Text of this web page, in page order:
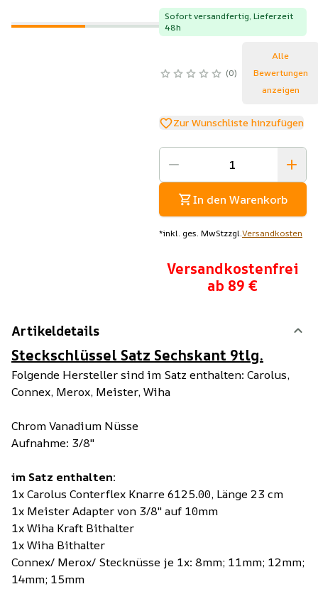
Sofort versandfertig, Lieferzeit
48h
0
Alle
Bewertungen
anzeigen
Zur Wunschliste hinzufügen
In den Warenkorb
*inkl. ges. MwStzzgl.Versandkosten
Versandkostenfrei
ab 89 €
Artikeldetails
Steckschlüssel Satz Sechskant 9tlg.
Folgende Hersteller sind im Satz enthalten: Carolus,
Connex, Merox, Meister, Wiha
Chrom Vanadium Nüsse
Aufnahme: 3/8"
im Satz enthalten:
1x Carolus Conterflex Knarre 6125.00, Länge 23 cm
1x Meister Adapter von 3/8'' auf 10mm
1x Wiha Kraft Bithalter
1x Wiha Bithalter
Connex/ Merox/ Stecknüsse je 1x: 8mm; 11mm; 12mm;
14mm; 15mm